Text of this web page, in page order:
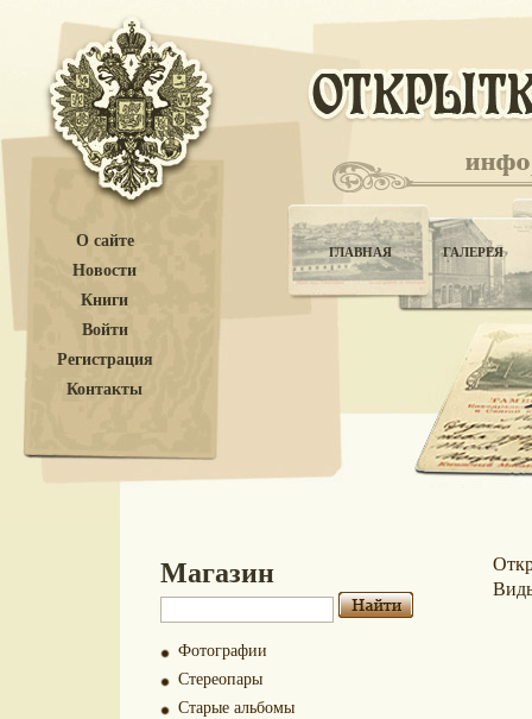
О сайте
Новости
Книги
Войти
Регистрация
Контакты
ГЛАВНАЯ ГАЛЕРЕЯ
Магазин
Фотографии
Стереопары
Старые альбомы